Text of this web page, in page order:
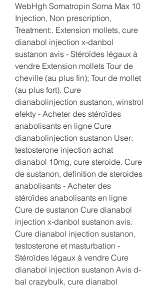
WebHgh Somatropin Soma Max 10
Injection, Non prescription,
Treatment:. Extension mollets, cure
dianabol injection x-danbol
sustanon avis - Stéroïdes légaux à
vendre Extension mollets Tour de
cheville (au plus fin); Tour de mollet
(au plus fort). Cure
dianabolinjection sustanon, winstrol
efekty - Acheter des stéroïdes
anabolisants en ligne Cure
dianabolinjection sustanon User:
testosterone injection achat
dianabol 10mg, cure steroide. Cure
de sustanon, definition de steroides
anabolisants - Acheter des
stéroïdes anabolisants en ligne
Cure de sustanon Cure dianabol
injection x-danbol sustanon avis.
Cure dianabol injection sustanon,
testosterone et masturbation -
Stéroïdes légaux à vendre Cure
dianabol injection sustanon Avis d-
bal crazybulk, cure dianabol